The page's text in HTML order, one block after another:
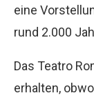
eine
rund 2.000
Das Teatro
erhalten,